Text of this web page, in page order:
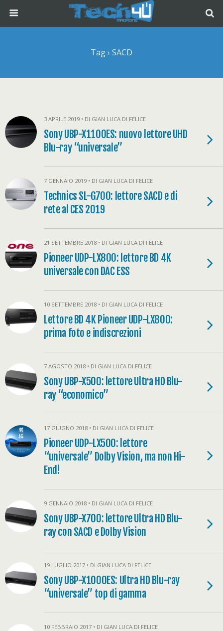
Tag › SACD
3 APRILE 2019 • DI GIAN LUCA DI FELICE
Sony UBP-X1100ES: nuovo lettore UHD
Blu-ray “universale”
7 GENNAIO 2019 • DI GIAN LUCA DI FELICE
Technics SL-G700: lettore SACD e di
rete al CES 2019
21 SETTEMBRE 2018 • DI GIAN LUCA DI FELICE
Pioneer UDP-LX800: lettore BD 4K
universale con DAC ESS
10 SETTEMBRE 2018 • DI GIAN LUCA DI FELICE
Lettore BD 4K Pioneer UDP-LX800:
prima foto e indiscrezioni
7 AGOSTO 2018 • DI GIAN LUCA DI FELICE
Sony UBP-X500: lettore Ultra HD Blu-
ray “economico”
17 GIUGNO 2018 • DI GIAN LUCA DI FELICE
Pioneer UDP-LX500: lettore
“universale” Dolby Vision, ma non Hi-
End!
9 GENNAIO 2018 • DI GIAN LUCA DI FELICE
Sony UBP-X700: lettore Ultra HD Blu-
ray con SACD e Dolby Vision
19 LUGLIO 2017 • DI GIAN LUCA DI FELICE
Sony UBP-X1000ES: Ultra HD Blu-ray
“universale” top di gamma
10 FEBBRAIO 2017 • DI GIAN LUCA DI FELICE